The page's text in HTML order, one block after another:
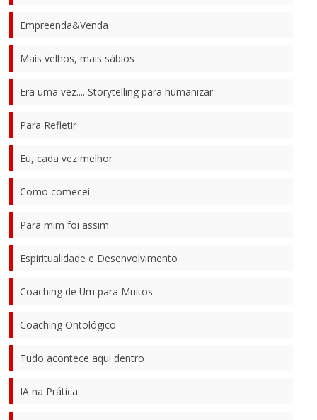
Empreenda&Venda
Mais velhos, mais sábios
Era uma vez.... Storytelling para humanizar
Para Refletir
Eu, cada vez melhor
Como comecei
Para mim foi assim
Espiritualidade e Desenvolvimento
Coaching de Um para Muitos
Coaching Ontológico
Tudo acontece aqui dentro
IA na Prática